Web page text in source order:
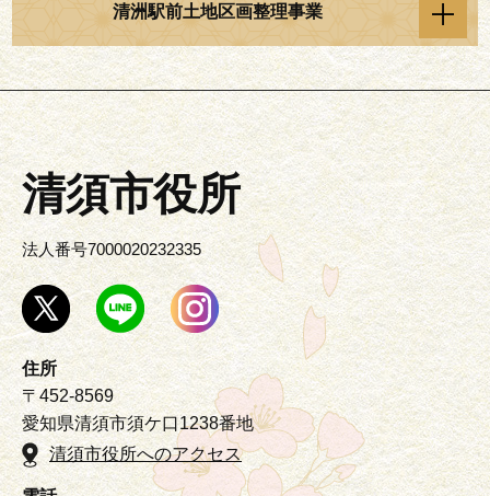
清洲駅前土地区画整理事業
清須市役所
法人番号7000020232335
住所
〒452-8569
愛知県清須市須ケ口1238番地
清須市役所へのアクセス